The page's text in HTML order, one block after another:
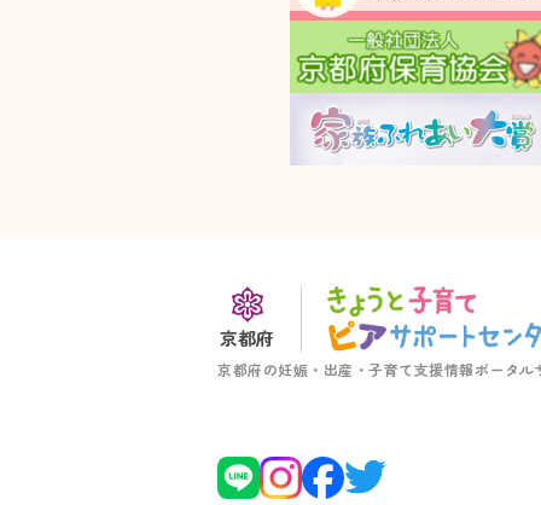
京都府の妊娠・出産・子育て支援情報ポータル
京都府